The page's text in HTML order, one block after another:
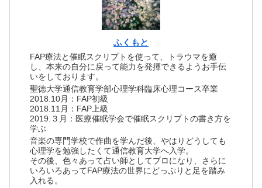
ふくもと
FAP療法と催眠スクリプトを使って、トラウマを癒
し、本来の自分に戻って能力を発揮できるようお手伝
いをしております。
聖徳大学通信教育学部心理学科臨床心理コース卒業
2018.10月：FAP初級
2018.11月：FAP上級
2019.３月：医療催眠学会で催眠スクリプトの書き方を
学ぶ
音楽の専門学校で作曲を学んだ後、やはりどうしても
心理学を勉強したくて通信教育大学へ入学。
その後、色々あって占い師としてプロになり、さらに
いろいろあってFAP療法の世界にどっぷりと足を踏み
入れる。